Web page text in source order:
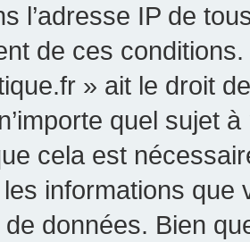
l’adresse IP de
de ces
» ait le droit
quel sujet
cela est
informations
données. Bien